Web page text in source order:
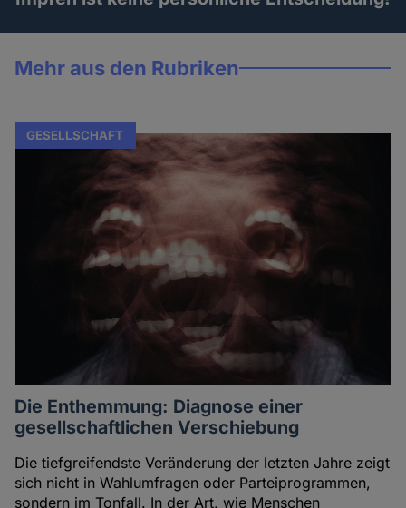
Mehr aus den Rubriken
GESELLSCHAFT
Die Enthemmung: Diagnose einer
gesellschaftlichen Verschiebung
Die tiefgreifendste Veränderung der letzten Jahre zeigt
sich nicht in Wahlumfragen oder Parteiprogrammen,
sondern im Tonfall. In der Art, wie Menschen